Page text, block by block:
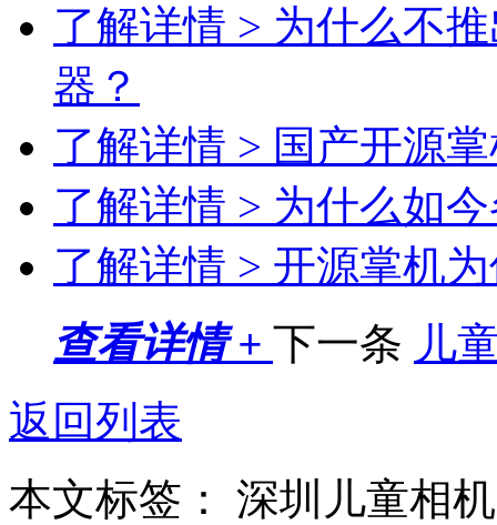
了解详情 > 为什么不
器？
了解详情 > 国产开源
了解详情 > 为什么如
了解详情 > 开源掌机
查看详情 + 下一条 儿
返回列表
本文标签： 深圳儿童相机